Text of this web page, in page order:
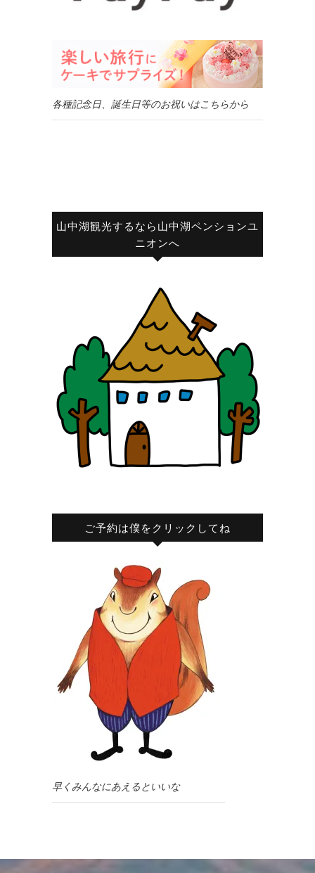
各種記念日、誕生日等のお祝いはこちらから
山中湖観光するなら山中湖ペンションユ
ニオンへ
ご予約は僕をクリックしてね
早くみんなにあえるといいな